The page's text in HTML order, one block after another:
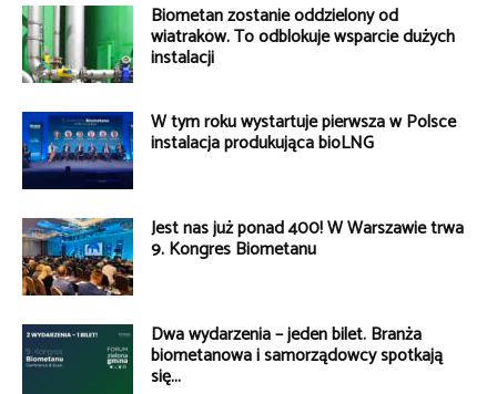
Biometan zostanie oddzielony od
wiatraków. To odblokuje wsparcie dużych
instalacji
W tym roku wystartuje pierwsza w Polsce
instalacja produkująca bioLNG
Jest nas już ponad 400! W Warszawie trwa
9. Kongres Biometanu
Dwa wydarzenia – jeden bilet. Branża
biometanowa i samorządowcy spotkają
się...